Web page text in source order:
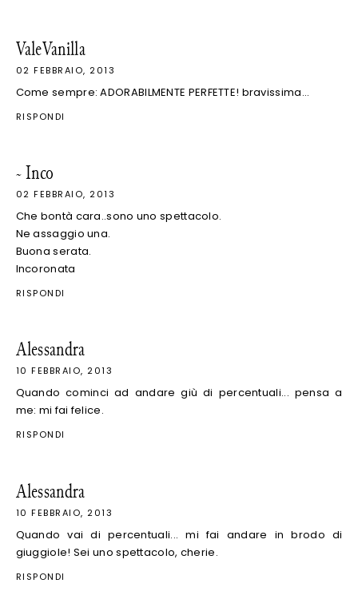
ValeVanilla
02 FEBBRAIO, 2013
Come sempre: ADORABILMENTE PERFETTE! bravissima...
RISPONDI
~ Inco
02 FEBBRAIO, 2013
Che bontà cara..sono uno spettacolo.
Ne assaggio una.
Buona serata.
Incoronata
RISPONDI
Alessandra
10 FEBBRAIO, 2013
Quando cominci ad andare giù di percentuali... pensa a
me: mi fai felice.
RISPONDI
Alessandra
10 FEBBRAIO, 2013
Quando vai di percentuali... mi fai andare in brodo di
giuggiole! Sei uno spettacolo, cherie.
RISPONDI